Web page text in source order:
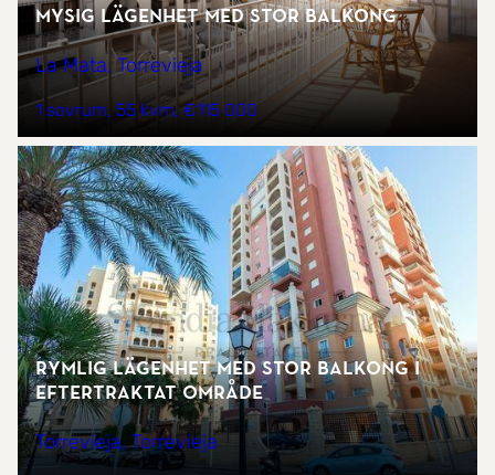
Mysig lägenhet med stor balkong
La Mata, Torrevieja
1 sovrum 55 kvm €115 000
Rymlig lägenhet med stor balkong i
eftertraktat område
Torrevieja, Torrevieja